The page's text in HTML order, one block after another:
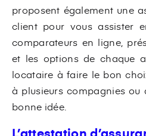
proposent également une
client pour vous assister
comparateurs en ligne,
et les options de chaque
locataire à faire le bon
à plusieurs compagnies ou
bonne idée.